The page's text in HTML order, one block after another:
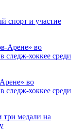
спорт и участие
во
следж-хоккее среди